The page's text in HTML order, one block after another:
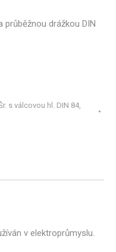
drážkou DIN
s válcovou hl. DIN 84,
v elektroprůmyslu.